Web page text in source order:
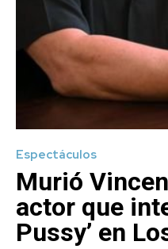
Espectáculos
Murió
actor que
Pussy’ en